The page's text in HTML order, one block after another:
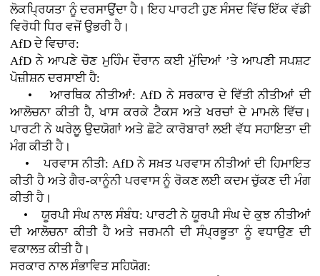
ਲੋਕਪ੍ਰਿਯਤਾ ਨੂੰ ਦਰਸਾਉਂਦਾ ਹੈ। ਇਹ ਪਾਰਟੀ ਹੁਣ ਸੰਸਦ ਵਿੱਚ ਇੱਕ ਵੱਡੀ
ਵਿਰੋਧੀ ਧਿਰ ਵਜੋਂ ਉਭਰੀ ਹੈ।
AfD ਦੇ ਵਿਚਾਰ:
AfD ਨੇ ਆਪਣੇ ਚੋਣ ਮੁਹਿੰਮ ਦੌਰਾਨ ਕਈ ਮੁੱਦਿਆਂ ’ਤੇ ਆਪਣੀ ਸਪਸ਼ਟ
ਪੋਜ਼ੀਸ਼ਨ ਦਰਸਾਈ ਹੈ:
• ਆਰਥਿਕ ਨੀਤੀਆਂ: AfD ਨੇ ਸਰਕਾਰ ਦੇ ਵਿੱਤੀ ਨੀਤੀਆਂ ਦੀ
ਆਲੋਚਨਾ ਕੀਤੀ ਹੈ, ਖਾਸ ਕਰਕੇ ਟੈਕਸ ਅਤੇ ਖਰਚਾਂ ਦੇ ਮਾਮਲੇ ਵਿੱਚ।
ਪਾਰਟੀ ਨੇ ਘਰੇਲੂ ਉਦਯੋਗਾਂ ਅਤੇ ਛੋਟੇ ਕਾਰੋਬਾਰਾਂ ਲਈ ਵੱਧ ਸਹਾਇਤਾ ਦੀ
ਮੰਗ ਕੀਤੀ ਹੈ।
• ਪਰਵਾਸ ਨੀਤੀ: AfD ਨੇ ਸਖ਼ਤ ਪਰਵਾਸ ਨੀਤੀਆਂ ਦੀ ਹਿਮਾਇਤ
ਕੀਤੀ ਹੈ ਅਤੇ ਗੈਰ-ਕਾਨੂੰਨੀ ਪਰਵਾਸ ਨੂੰ ਰੋਕਣ ਲਈ ਕਦਮ ਚੁੱਕਣ ਦੀ ਮੰਗ
ਕੀਤੀ ਹੈ।
• ਯੂਰਪੀ ਸੰਘ ਨਾਲ ਸੰਬੰਧ: ਪਾਰਟੀ ਨੇ ਯੂਰਪੀ ਸੰਘ ਦੇ ਕੁਝ ਨੀਤੀਆਂ
ਦੀ ਆਲੋਚਨਾ ਕੀਤੀ ਹੈ ਅਤੇ ਜਰਮਨੀ ਦੀ ਸੰਪ੍ਰਭੂਤਾ ਨੂੰ ਵਧਾਉਣ ਦੀ
ਵਕਾਲਤ ਕੀਤੀ ਹੈ।
ਸਰਕਾਰ ਨਾਲ ਸੰਭਾਵਿਤ ਸਹਿਯੋਗ: